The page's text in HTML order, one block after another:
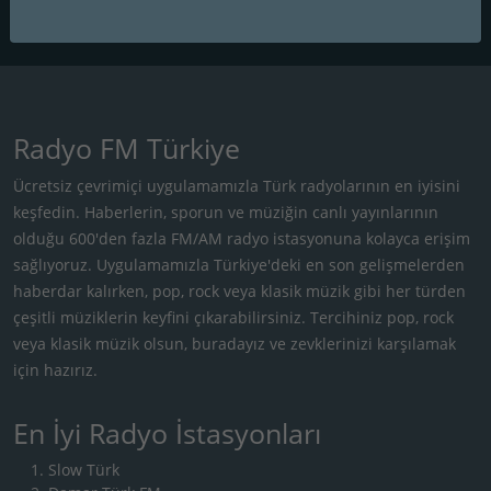
ROCK / METAL
Radyo FM Türkiye
Ücretsiz çevrimiçi uygulamamızla Türk radyolarının en iyisini
keşfedin. Haberlerin, sporun ve müziğin canlı yayınlarının
olduğu 600'den fazla FM/AM radyo istasyonuna kolayca erişim
sağlıyoruz. Uygulamamızla Türkiye'deki en son gelişmelerden
haberdar kalırken, pop, rock veya klasik müzik gibi her türden
çeşitli müziklerin keyfini çıkarabilirsiniz. Tercihiniz pop, rock
veya klasik müzik olsun, buradayız ve zevklerinizi karşılamak
için hazırız.
En İyi Radyo İstasyonları
Slow Türk